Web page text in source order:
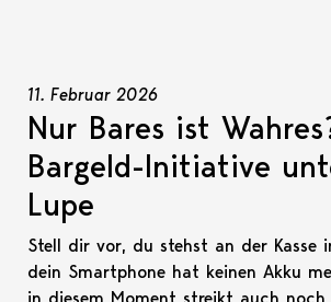
11. Februar 2026
Nur Bares ist
Bargeld-Initiative
Lupe
Stell dir vor, du stehst an der Kasse
dein Smartphone hat keinen Akku
in diesem Moment streikt auch noch